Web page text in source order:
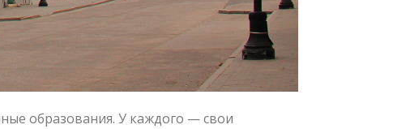
образования. У каждого — свои